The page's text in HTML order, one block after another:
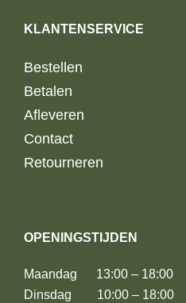
KLANTENSERVICE
Bestellen
Betalen
Afleveren
Contact
Retourneren
OPENINGSTIJDEN
Maandag 13:00 – 18:00
Dinsdag 10:00 – 18:00